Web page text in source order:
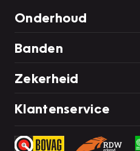
Onderhoud
Banden
Zekerheid
Klantenservice